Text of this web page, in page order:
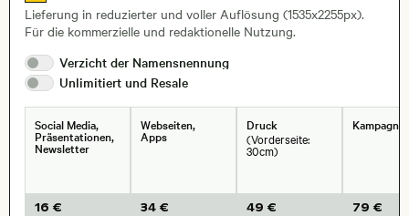
Lieferung in reduzierter und voller Auflösung (1535x2255px).
Für die kommerzielle und redaktionelle Nutzung.
Verzicht der Namensnennung
Unlimitiert und Resale
Social Media,
Präsentationen,
Newsletter
16 €
Webseiten,
Apps
34 €
Druck
(Vorderseite:
30cm)
49 € 79 €